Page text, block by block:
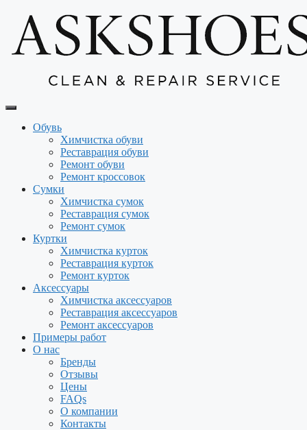
содержимому
Обувь
Химчистка обуви
Реставрация обуви
Ремонт обуви
Ремонт кроссовок
Сумки
Химчистка сумок
Реставрация сумок
Ремонт сумок
Куртки
Химчистка курток
Реставрация курток
Ремонт курток
Аксессуары
Химчистка аксессуаров
Реставрация аксессуаров
Ремонт аксессуаров
Примеры работ
О нас
Бренды
Отзывы
Цены
FAQs
О компании
Контакты